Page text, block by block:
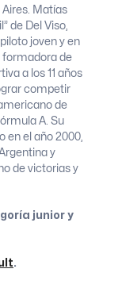
Aires. Matías
de Del Viso,
joven y en
formadora de
a los 11 años
competir
de
A. Su
en el año 2000,
y
de victorias y
junior y
.